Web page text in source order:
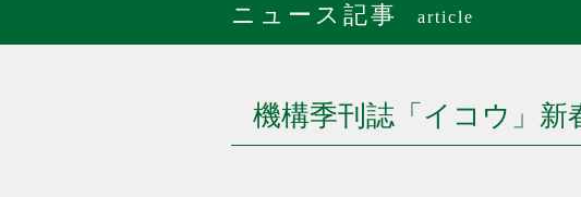
ニュース記事 article
機構季刊誌「イコウ」